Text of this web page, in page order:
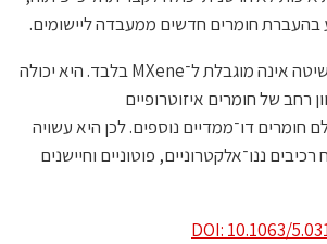
בהעברת חומרים חדשים ממעבדה ליישומים.
החוקרים מציינים כי השיטה אינה מוגבלת ל־MXene בלבד. היא יכולה
רחב של חומרים איזוטרופיים
חומרים דו־ממדיים נוספים. לכן היא עשויה
ננו־אלקטרוניים, פוטוניים וחיישנים
DOI: 10.1063/